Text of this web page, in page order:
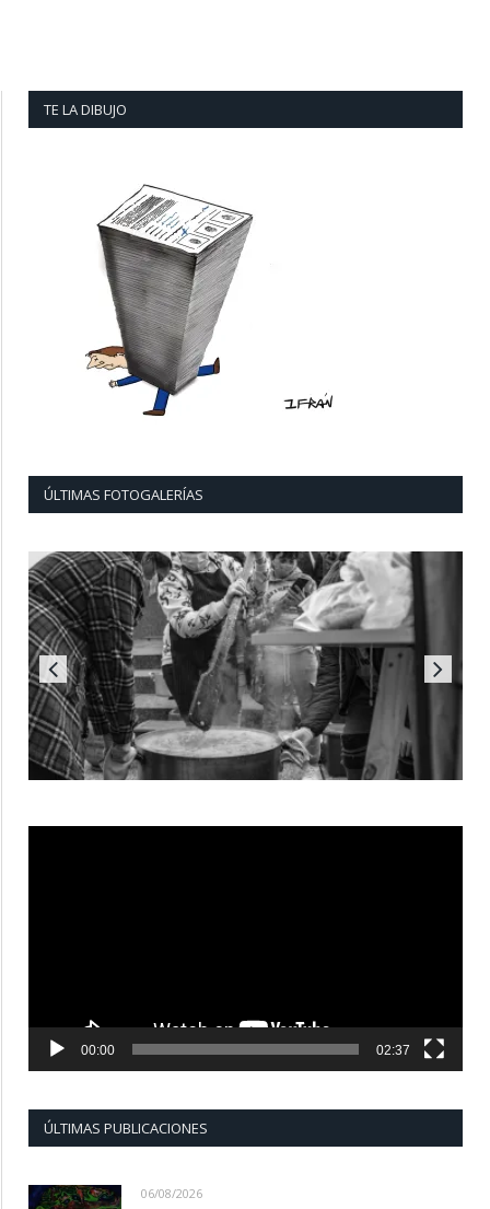
TE LA DIBUJO
ÚLTIMAS FOTOGALERÍAS
00:00 02:37
ÚLTIMAS PUBLICACIONES
06/08/2026